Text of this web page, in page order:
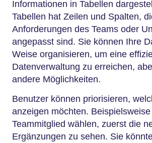
Informationen in Tabellen
Tabellen hat Zeilen und Spalten,
Anforderungen des Teams oder
angepasst sind. Sie können Ihre
Weise organisieren, um eine
Datenverwaltung zu erreichen,
andere Möglichkeiten.
Benutzer können priorisieren,
anzeigen möchten.
Teammitglied wählen, zuerst die
Ergänzungen zu sehen. Sie